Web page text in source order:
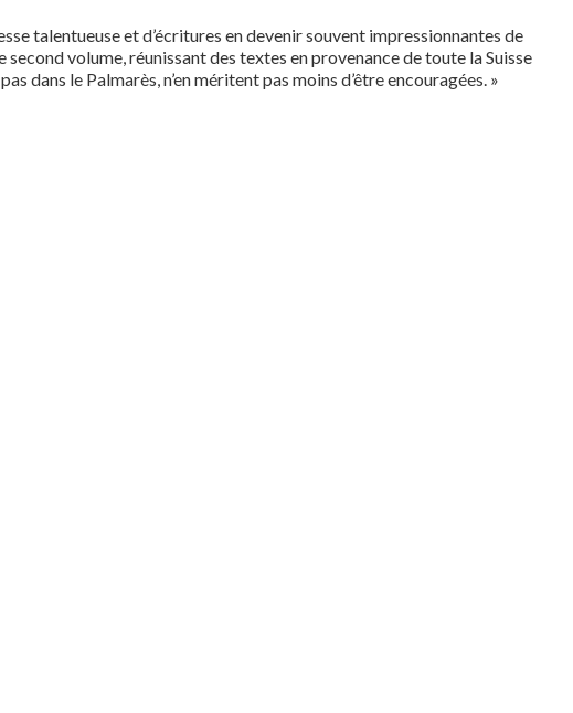
talentueuse et d’écritures en devenir souvent impressionnantes de
volume, réunissant des textes en provenance de toute la Suisse
dans le Palmarès, n’en méritent pas moins d’être encouragées. »